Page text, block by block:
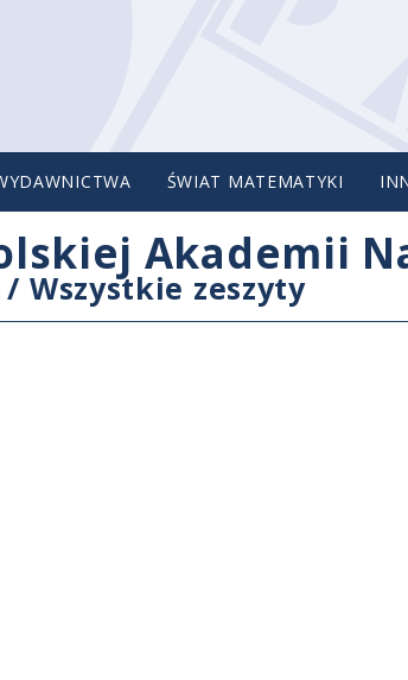
ŚWIAT MATEMATYKI
Akademii
/ Wszystkie zeszyty